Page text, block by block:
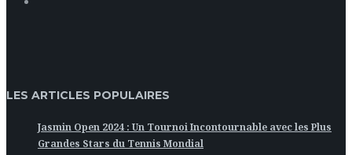
LES ARTICLES POPULAIRES
Jasmin Open 2024 : Un Tournoi Incontournable avec les Plus
Grandes Stars du Tennis Mondial